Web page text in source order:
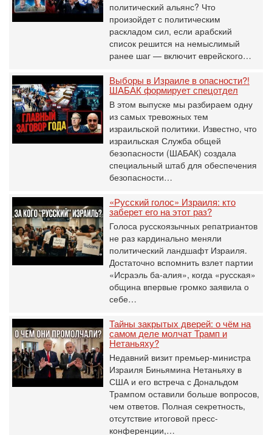
политический альянс? Что
произойдет с политическим
раскладом сил, если арабский
список решится на немыслимый
ранее шаг — включит еврейского…
Выборы в Израиле в опасности?!
ШАБАК формирует спецотдел
В этом выпуске мы разбираем одну
из самых тревожных тем
израильской политики. Известно, что
израильская Служба общей
безопасности (ШАБАК) создала
специальный штаб для обеспечения
безопасности…
«Русский голос» Израиля: кто
заберет его на этот раз?
Голоса русскоязычных репатриантов
не раз кардинально меняли
политический ландшафт Израиля.
Достаточно вспомнить взлет партии
«Исраэль ба-алия», когда «русская»
община впервые громко заявила о
себе…
Тайны закрытых дверей: о чём на
самом деле молчат Трамп и
Нетаньяху?
Недавний визит премьер-министра
Израиля Биньямина Нетаньяху в
США и его встреча с Дональдом
Трампом оставили больше вопросов,
чем ответов. Полная секретность,
отсутствие итоговой пресс-
конференции,…